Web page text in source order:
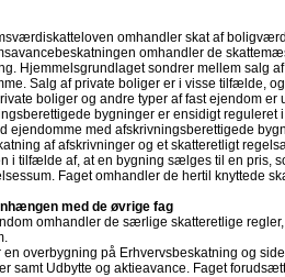
omhandler skat af
omhandler de
Hjemmelsgrundlaget sondrer mellem salg
Salg af private boliger er i visse tilfælde,
boliger og andre typer af fast ejendom
bygninger er ensidigt
ejendomme med afskrivningsberettigede
af afskrivninger og et skatteretligt
i tilfælde af, at en bygning sælges til en pris,
Faget omhandler de hertil knyttede
med de øvrige fag
omhandler de særlige skatteretlige
en overbygning på Erhvervsbeskatning og
samt Udbytte og aktieavance. Faget